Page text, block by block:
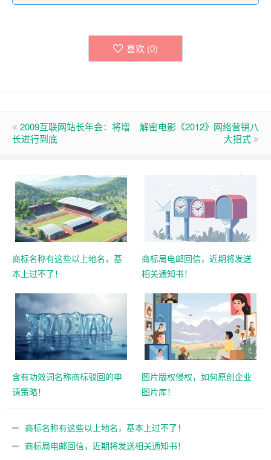
喜欢 (0)
2009互联网站长年会：将增
长进行到底
解密电影《2012》网络营销八
大招式
商标名称有这些以上地名，基
本上过不了！
商标局电邮回信，近期将发送
相关通知书！
含有功效词名称商标驳回的申
请策略！
图片版权侵权，如何原创企业
图片库！
商标名称有这些以上地名，基本上过不了！
商标局电邮回信，近期将发送相关通知书！